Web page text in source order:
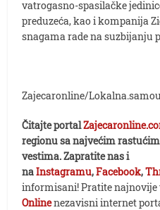
vatrogasno-spasilačke
preduzeća, kao i kompanija
snagama rade na suzbijanju
Zajecaronline/
Čitajte portal
regionu sa najvećim
vestima. Zapratite nas i
naInstagramu,Facebook,
informisani! Pratite najnovije
Onlinenezavisni internet